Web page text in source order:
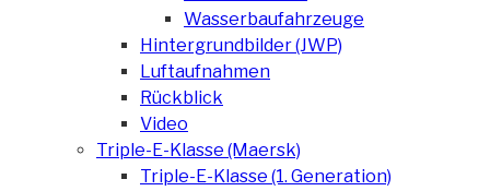
Wasserbaufahrzeuge
Hintergrundbilder (JWP)
Luftaufnahmen
Rückblick
Video
Triple-E-Klasse (Maersk)
Triple-E-Klasse (1. Generation)